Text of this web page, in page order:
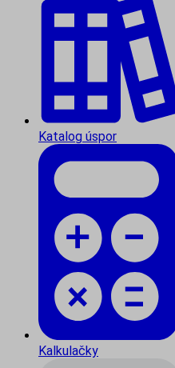
Katalog úspor
Kalkulačky